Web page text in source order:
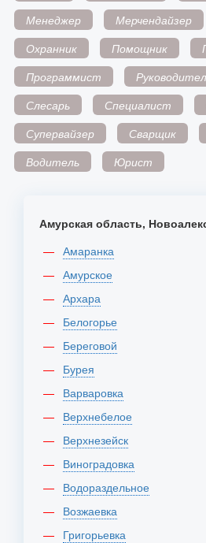
Менеджер
Мерчендайзер
Охранник
Помощник
Программист
Слесарь
Специалист
Супервайзер
Сварщик
Водитель
Юрист
Амурская область,
Амаранка
Амурское
Архара
Белогорье
Береговой
Бурея
Варваровка
Верхнебелое
Верхнезейск
Виноградовка
Водораздельное
Возжаевка
Григорьевка